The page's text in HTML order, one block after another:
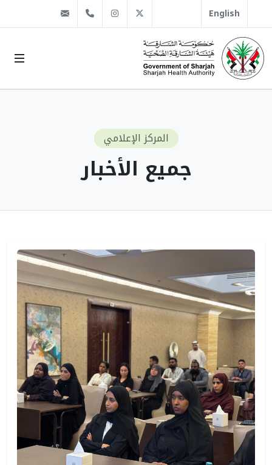
English
Twitter
Instagram
1666 509 6 971+
المركز الإعلامي
جميع الأخبار